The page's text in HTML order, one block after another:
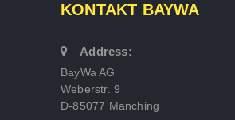
KONTAKT BAYWA
Address:
BayWa AG
Weberstr. 9
D-85077 Manching